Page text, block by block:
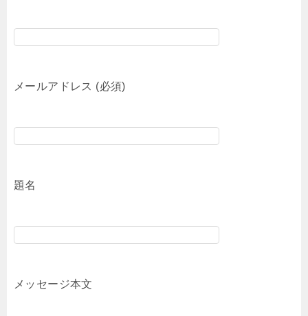
メールアドレス (必須)
題名
メッセージ本文